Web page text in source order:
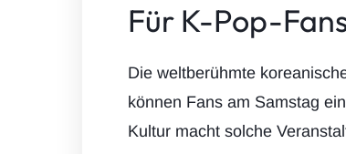
Für K-Pop-
Die weltberühmte
können Fans am Samstag
Kultur macht solche